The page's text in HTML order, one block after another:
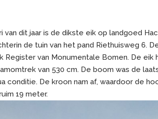
van dit jaar is de dikste eik op landgoed
de tuin van het pand Riethuisweg 6.
Register van Monumentale Bomen. De
van 530 cm. De boom was de
conditie. De kroon nam af, waardoor de
19 meter.